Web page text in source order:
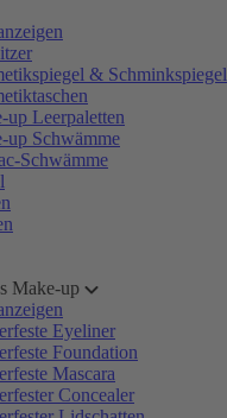
& Schminkspiegel
up Leerpaletten
up Schwämme
Schwämme
Make-up
Eyeliner
Foundation
Mascara
Concealer